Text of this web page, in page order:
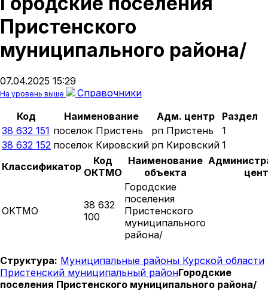
Пристенского
муниципального района/
07.04.2025 15:29
На уровень выше
Справочники
Код
Наименование Адм. центр
Раздел
38 632 151 поселок Пристень рп Пристень
1
38 632 152 поселок Кировский рп Кировский 1
Классификатор
Код
ОКТМО
Наименование
объекта
ОКТМО
38 632
100
Городские
поселения
Пристенского
муниципального
района/
Структура: Муниципальные районы Курской области
Пристенский муниципальный районГородские
поселения Пристенского муниципального района/